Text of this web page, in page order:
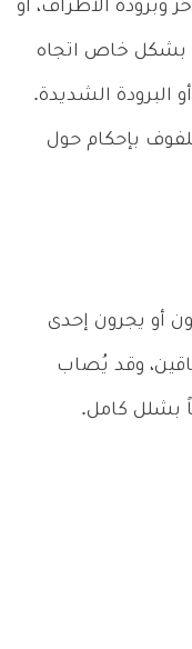
الأطراف، أو
بشكل خاص اتجاه
البرودة الشديدة.
بإحكام حول
أو يجرون إحدى
وقد يُصاب
بشلل كامل.